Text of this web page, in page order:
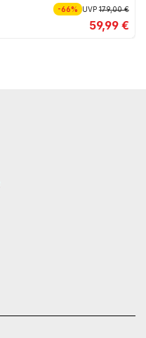
-66% UVP179,00 €
59,99 €